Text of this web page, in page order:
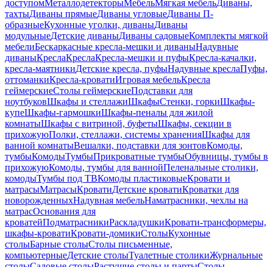
доступомМеталлодетекторыМебельМягкая мебельДиваны,
тахтыДиваны прямыеДиваны угловыеДиваны П-
образныеКухонные уголки, диваныДиваны
модульныеДетские диваныДиваны садовыеКомплекты мягкой
мебелиБескаркасные кресла-мешки и диваныНадувные
диваныКреслаКреслаКресла-мешки и пуфыКресла-качалки,
кресла-маятникиДетские кресла, пуфыНадувные креслаПуфы,
оттоманкиКресла-кроватиИгровая мебельКресла
геймерскиеСтолы геймерскиеПодставки для
ноутбуковШкафы и стеллажиШкафыСтенки, горкиШкафы-
купеШкафы-гармошкиШкафы-пеналы для жилой
комнатыШкафы с витриной, буфетыШкафы, секции в
прихожуюПолки, стеллажи, системы храненияШкафы для
ванной комнатыВешалки, подставки для зонтовКомоды,
тумбыКомодыТумбыПрикроватные тумбыОбувницы, тумбы в
прихожуюКомоды, тумбы для ваннойПеленальные столики,
комодыТумбы под ТВКомоды пластиковыеКровати и
матрасыМатрасыКроватиДетские кроватиКроватки для
новорожденныхНадувная мебельНаматрасники, чехлы на
матрасОснования для
кроватейПодматрасникиРаскладушкиКровати-трансформеры,
шкафы-кроватиКровати-домикиСтолыКухонные
столыБарные столыСтолы письменные,
компьютерныеДетские столыТуалетные столикиЖурнальные